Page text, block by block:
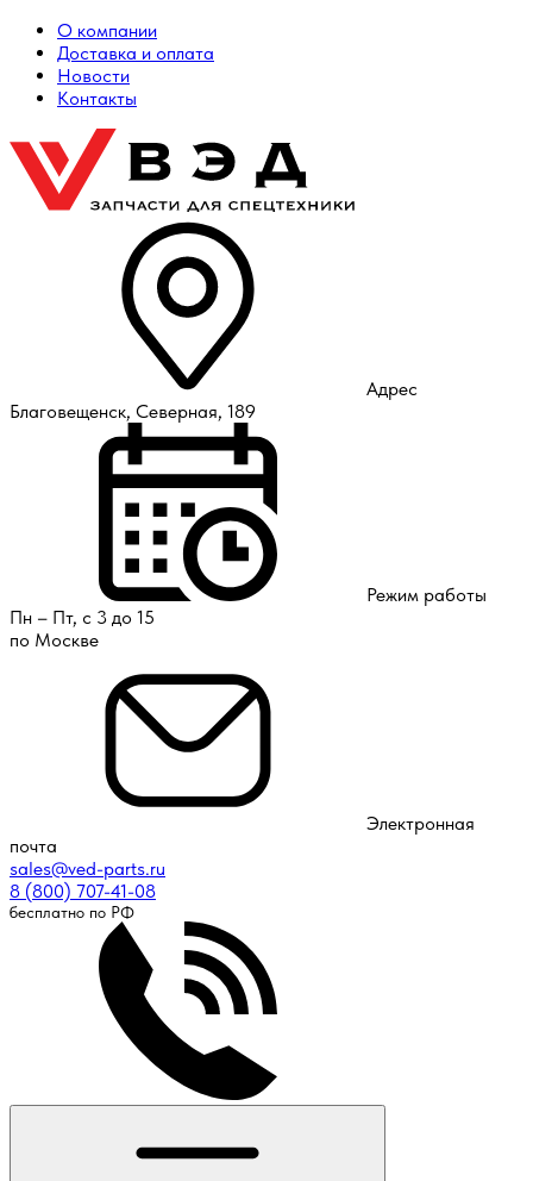
О компании
Доставка и оплата
Новости
Контакты
Адрес
Благовещенск, Северная, 189
Режим работы
Пн – Пт, с 3 до 15
по Москве
Электронная
почта
sales@ved-parts.ru
8 (800) 707-41-08
бесплатно по РФ